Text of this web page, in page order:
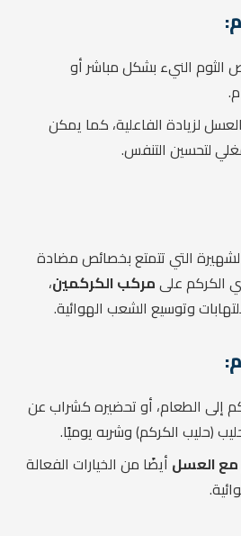
النيء بشكل مباشر أو
لزيادة الفاعلية، كما يمكن
لتحسين التنفس.
التي تتمتع بخصائص مضادة
الكركم علىمركب الكركمين،
وتوسيع الشعب الهوائية.
إلى الطعام، أو تحضيره كشراب عن
(حليب الكركم) وشربه يوميًا.
مع العسل أيضًا من الخيارات الفعالة